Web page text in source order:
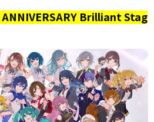
ANNIVERSARY Brilliant Stag